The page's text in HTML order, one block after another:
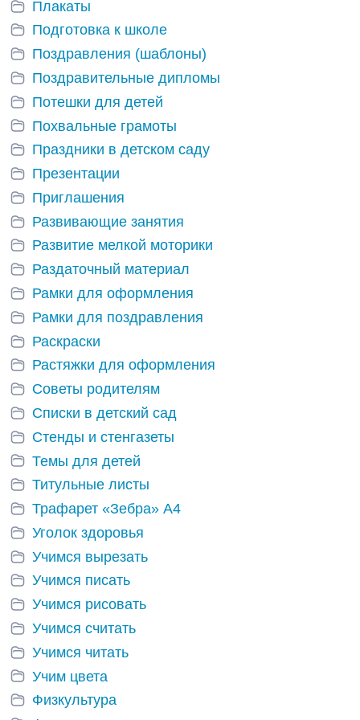
Плакаты
Подготовка к школе
Поздравления (шаблоны)
Поздравительные дипломы
Потешки для детей
Похвальные грамоты
Праздники в детском саду
Презентации
Приглашения
Развивающие занятия
Развитие мелкой моторики
Раздаточный материал
Рамки для оформления
Рамки для поздравления
Раскраски
Растяжки для оформления
Советы родителям
Списки в детский сад
Стенды и стенгазеты
Темы для детей
Титульные листы
Трафарет «Зебра» А4
Уголок здоровья
Учимся вырезать
Учимся писать
Учимся рисовать
Учимся считать
Учимся читать
Учим цвета
Физкультура